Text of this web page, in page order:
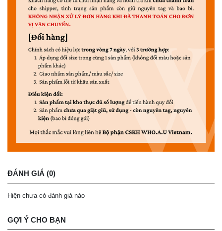
ĐÁNH GIÁ (0)
Hiện chưa có đánh giá nào
GỢI Ý CHO BẠN